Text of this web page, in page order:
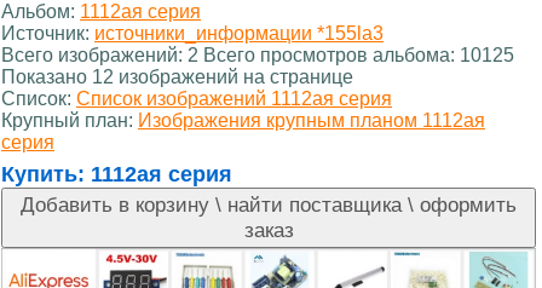
Альбом: 1112ая серия
Источник: источники_информации *155la3
Всего изображений: 2 Всего просмотров альбома: 10125
Показано 12 изображений на странице
Список: Список изображений 1112ая серия
Крупный план: Изображения крупным планом 1112ая
серия
Купить: 1112ая серия